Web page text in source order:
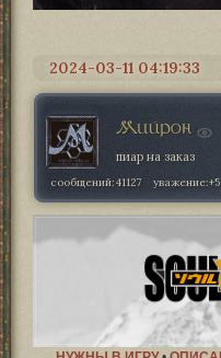
2024-03-11 04:19:33
Мийрон
пиар на заказ
сообщений:41127 уважение:+5